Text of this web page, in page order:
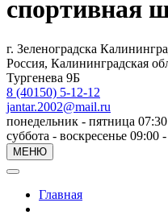
спортивная
г. Зеленоградска
Россия, Калининградская
Тургенева 9Б
8 (40150) 5-12-12
jantar.2002@mail.ru
понедельник - пятница
суббота - воскресенье 09:00
МЕНЮ
Главная